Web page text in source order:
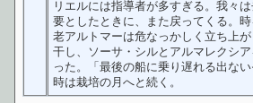
リエルには指導者が多すぎる。我々
要としたときに、また戻ってくる。時
老アルトマーは危なっかしく立ち上
干し、ソーサ・シルとアルマレクシ
った。「最後の船に乗り遅れる出ない
時は栽培の月へと続く。